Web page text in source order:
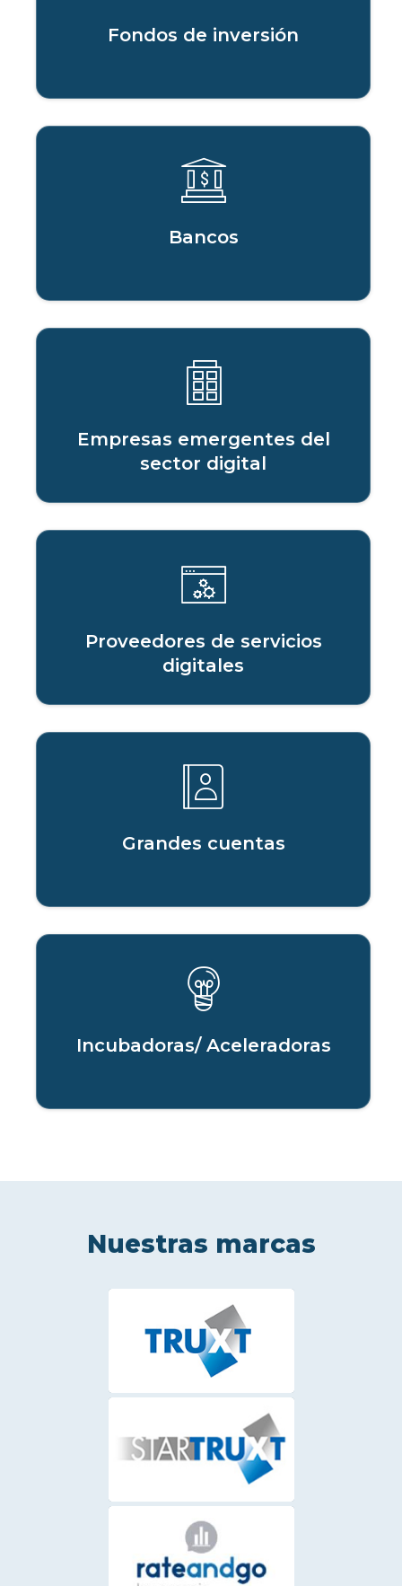
Fondos de inversión
Bancos
Empresas emergentes del
sector digital
Proveedores de servicios
digitales
Grandes cuentas
Incubadoras/ Aceleradoras
Nuestras marcas